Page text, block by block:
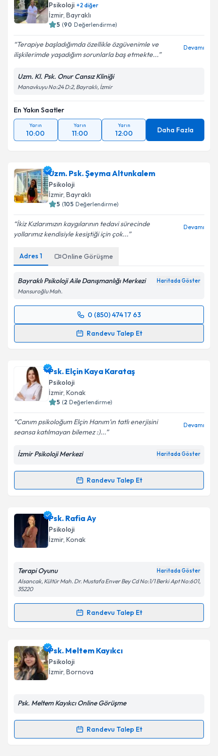
Psikoloji +2 diğer
İzmir, Bayraklı
5 (90 Değerlendirme)
Terapiye başladığımda özellikle özgüvenimle ve
ilişkilerimde yaşadığım sorunlarla baş etmekte...
Devamı
Uzm. Kl. Psk. Onur Cansız Kliniği
Manavkuyu No:24 D:2, Bayraklı, İzmir
En Yakın Saatler
Yarın
10:00
Yarın
11:00
Yarın
12:00 Daha Fazla
Uzm. Psk. Şeyma Altunkalem
Psikoloji
İzmir, Bayraklı
5 (105 Değerlendirme)
İkiz Kızlarımızın kaygılarının tedavi sürecinde
yollarımız kendisiyle kesiştiği için çok...
Devamı
Adres 1 Online Görüşme
Bayraklı Psikoloji Aile Danışmanlığı Merkezi Haritada Göster
Mansuroğlu Mah.
0 (850) 474 17 63
Randevu Talep Et
Randevu Takvimi Talebi
için bir takvim hazırlandığında e-posta ile
bilgilendireceğiz.
E-posta Adresiniz
Metni'ni okudum ve kişisel verilerimin belirtilen
Psk. Elçin Kaya Karataş
Psikoloji
İzmir, Konak
5 (2 Değerlendirme)
Canım psikoloğum Elçin Hanım’ın tatlı enerjisini
seansa katılmayan bilemez :)...
Devamı
İzmir Psikoloji Merkezi Haritada Göster
Randevu Talep Et
Randevu Takvimi Talebi
Psk. Elçin Kaya Karataş
oluşturun. Size bu uzmandan randevu almanız için bir
takvim hazırlandığında e-posta ile bilgilendireceğiz.
Kişisel verilerimin işlenmesine ilişkinAydınlatma
'ni okudum ve kişisel verilerimin belirtilen
kapsamda işlenmesini kabul ediyorum.
Takvim Talebini Gönder
Psk. Rafia Ay
Psikoloji
İzmir, Konak
Terapi Oyunu Haritada Göster
Alsancak, Kültür Mah. Dr. Mustafa Enver Bey Cd No:1/1 Berki Apt No:601,
35220
Randevu Talep Et
Randevu Takvimi Talebi
Psk. Rafia Ayiçin randevu takvimi talebi oluşturun.
Size bu uzmandan randevu almanız için bir takvim
hazırlandığında e-posta ile bilgilendireceğiz.
Kişisel verilerimin işlenmesine ilişkinAydınlatma
Psk. Meltem Kayıkcı
Psikoloji
İzmir, Bornova
Psk. Meltem Kayıkcı Online Görüşme
Randevu Talep Et
Randevu Takvimi Talebi